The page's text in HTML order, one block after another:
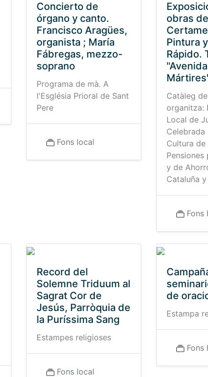
Concierto de
órgano y canto.
Francisco Aragües,
organista ; María
Fábregas, mezzo-
soprano
Programa de mà. A
l'Església Prioral de Sant
Pere
Fons local
obras
Pintura
Rápido.
Catàleg
organitza:
Local de
Celebrada
Cultura
Pensiones
y de
Cataluña
Fons
Record del
Solemne Triduum al
Sagrat Cor de
Jesús, Parròquia de
la Puríssima Sang
Estampes religioses
Fons local
de
Estampa
Fons